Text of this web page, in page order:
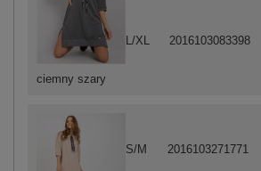
S/M 2016103271771
ciemny szary
L/XL 2016103083398